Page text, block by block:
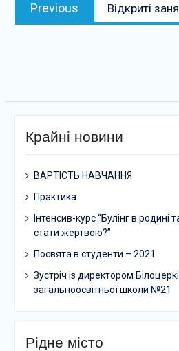
записів
Previous
post:
Відкриті
Крайні новини
ВАРТІСТЬ НАВЧАННЯ
Практика
Інтенсив-курс “Булінг в родині
стати жертвою?”
Посвята в студенти – 2021
Зустріч із директором
загальноосвітньої школи №21
Рідне місто